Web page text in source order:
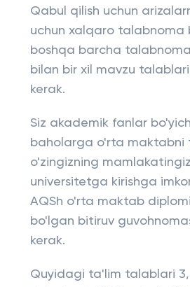
Qabul qilish uchun
uchun xalqaro talabnoma
boshqa barcha
bilan bir xil mavzu
kerak.
Siz akademik fanlar
baholarga o'rta maktabni
o'zingizning
universitetga kirishga
AQSh o'rta maktab
bo'lgan bitiruv
kerak.
Quyidagi ta'lim talablari